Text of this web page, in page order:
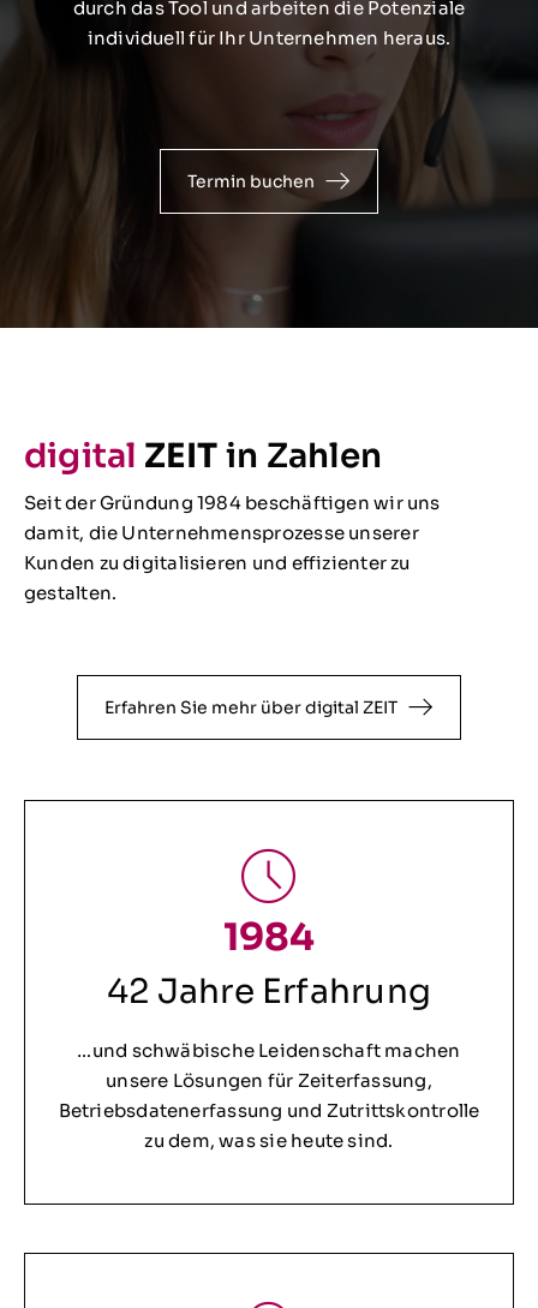
durch das Tool und arbeiten die Potenziale
individuell für Ihr Unternehmen heraus.
Termin buchen
1984
42 Jahre Erfahrung
…und schwäbische Leidenschaft machen
unsere Lösungen für Zeiterfassung,
Betriebsdatenerfassung und Zutrittskontrolle
zu dem, was sie heute sind.
digital ZEIT in Zahlen
Seit der Gründung 1984 beschäftigen wir uns
damit, die Unternehmensprozesse unserer
Kunden zu digitalisieren und effizienter zu
gestalten.
Erfahren Sie mehr über digital ZEIT